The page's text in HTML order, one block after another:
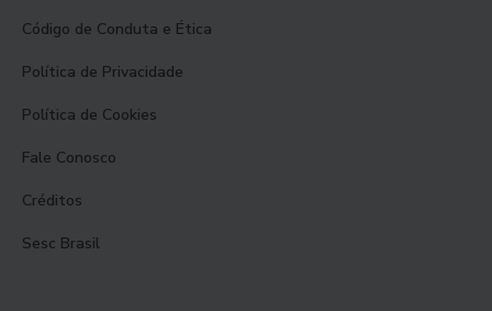
Código de Conduta e Ética
Política de Privacidade
Política de Cookies
Fale Conosco
Créditos
Sesc Brasil